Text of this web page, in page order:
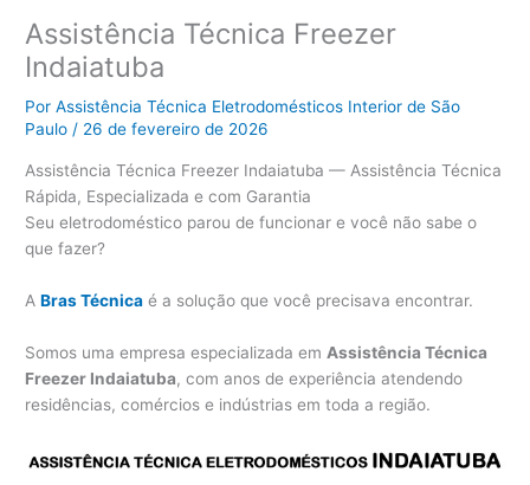
Assistência Técnica Freezer
Indaiatuba
PorAssistência Técnica Eletrodomésticos Interior de São
Paulo / 26 de fevereiro de 2026
Assistência Técnica Freezer Indaiatuba — Assistência Técnica
Rápida, Especializada e com Garantia
Seu eletrodoméstico parou de funcionar e você não sabe o
que fazer?
ABras Técnica é a solução que você precisava encontrar.
Somos uma empresa especializada em Assistência Técnica
Freezer Indaiatuba, com anos de experiência atendendo
residências, comércios e indústrias em toda a região.